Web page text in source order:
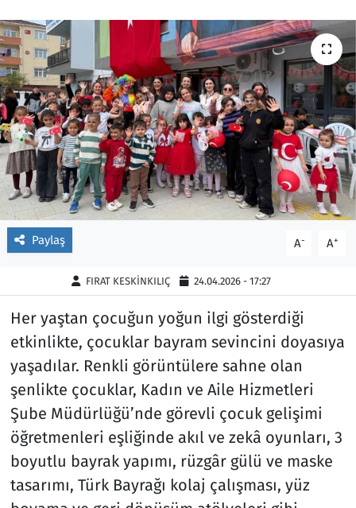
Paylaş A- A+
FIRAT KESKİNKILIÇ 24.04.2026 - 17:27
Her yaştan çocuğun yoğun ilgi gösterdiği
etkinlikte, çocuklar bayram sevincini doyasıya
yaşadılar. Renkli görüntülere sahne olan
şenlikte çocuklar, Kadın ve Aile Hizmetleri
Şube Müdürlüğü’nde görevli çocuk gelişimi
öğretmenleri eşliğinde akıl ve zekâ oyunları, 3
boyutlu bayrak yapımı, rüzgâr gülü ve maske
tasarımı, Türk Bayrağı kolaj çalışması, yüz
Siyaset
Foto Galeri
Video
Yazarlar
Ara
Kapaklı
Kırklareli
Kültür Sanat
Malkara
Marmaraereğlisi
Sağlık
Siyaset
Spor
Süleymanpaşa
Tekirdağ